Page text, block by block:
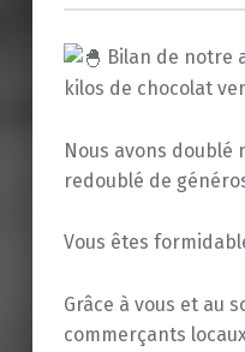
Bilan de notre
kilos de chocolat
Nous avons doublé
redoublé de
Vous êtes
Grâce à vous et au
commerçants